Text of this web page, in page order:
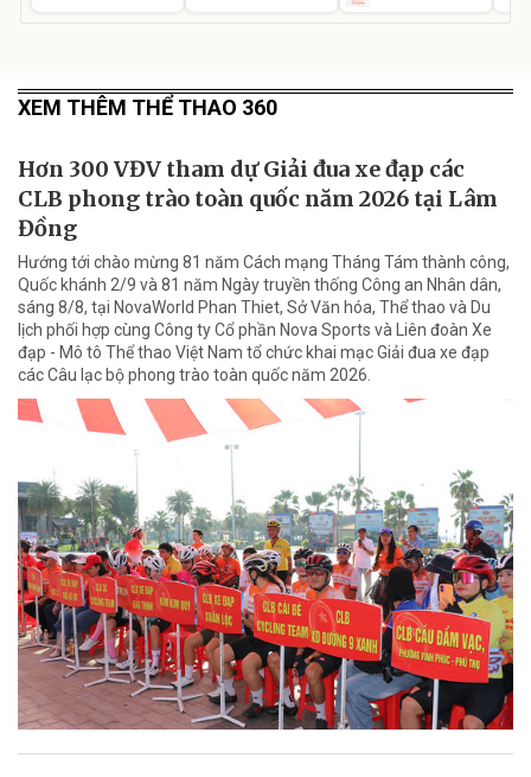
XEM THÊM THỂ THAO 360
Hơn 300 VĐV tham dự Giải đua xe đạp các
CLB phong trào toàn quốc năm 2026 tại Lâm
Đồng
Hướng tới chào mừng 81 năm Cách mạng Tháng Tám thành công,
Quốc khánh 2/9 và 81 năm Ngày truyền thống Công an Nhân dân,
sáng 8/8, tại NovaWorld Phan Thiet, Sở Văn hóa, Thể thao và Du
lịch phối hợp cùng Công ty Cổ phần Nova Sports và Liên đoàn Xe
đạp - Mô tô Thể thao Việt Nam tổ chức khai mạc Giải đua xe đạp
các Câu lạc bộ phong trào toàn quốc năm 2026.